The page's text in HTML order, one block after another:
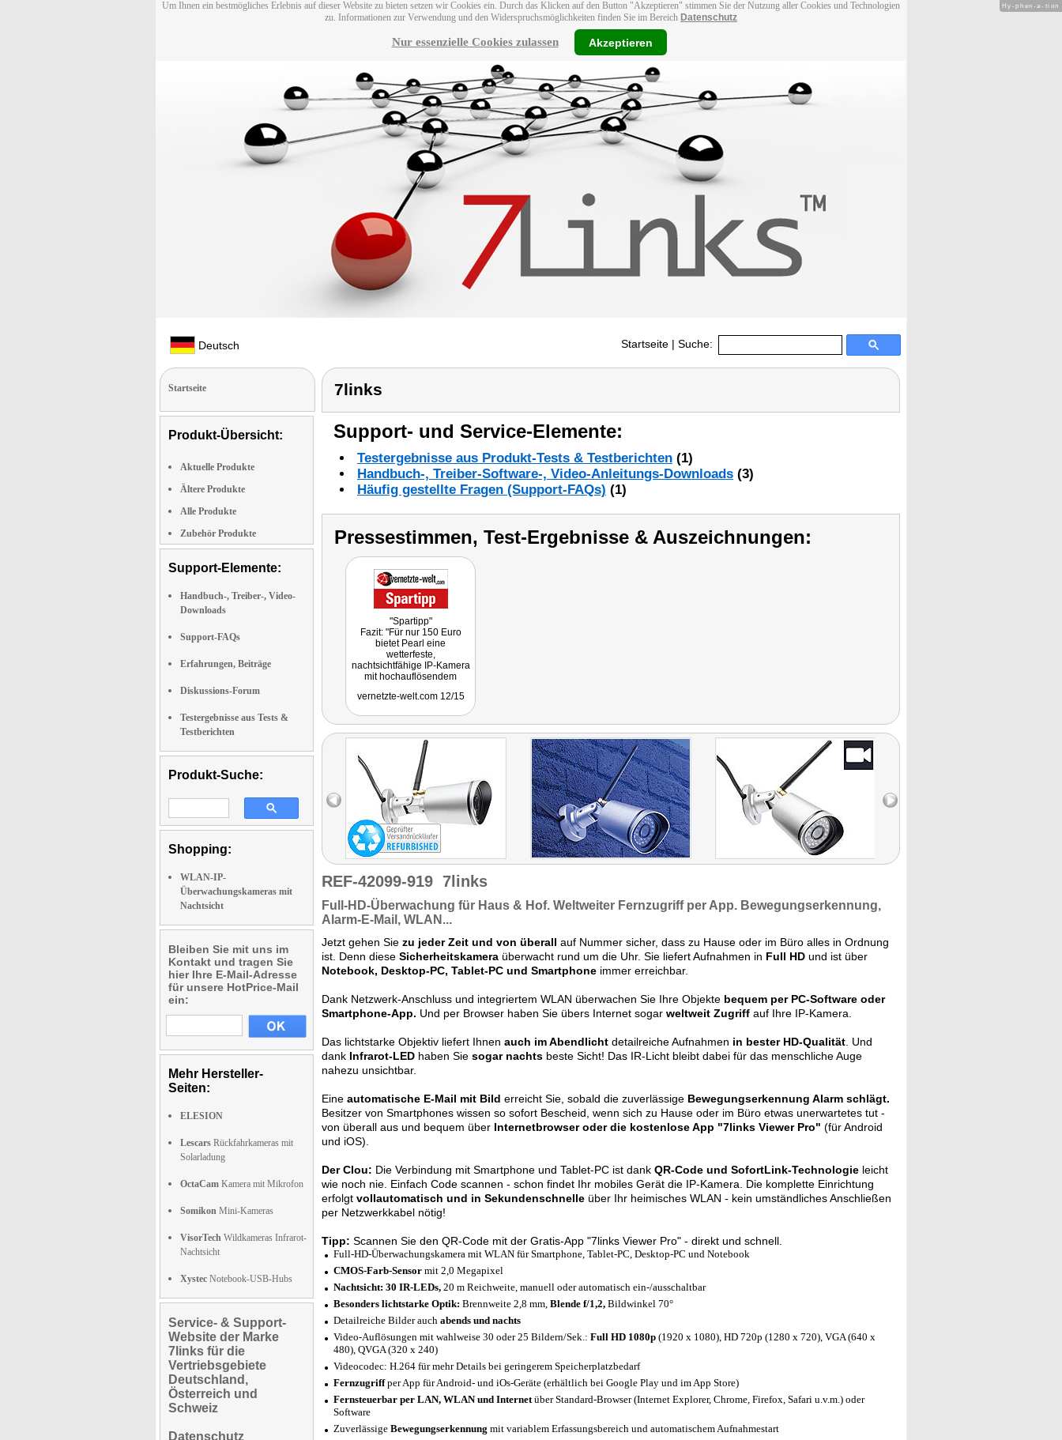
Um Ihnen ein bestmögliches Erlebnis auf dieser Website zu bieten setzen wir Cookies ein. Durch das Klicken auf den Button "Akzeptieren" stimmen Sie der Nutzung aller Cookies und Technologien
zu. Informationen zur Verwendung und den Widerspruchsmöglichkeiten finden Sie im Bereich Datenschutz
Nur essenzielle Cookies zulassen Akzeptieren
Deutsch Startseite | Suche:
Startseite
Produkt-Übersicht:
Aktuelle Produkte
Ältere Produkte
Alle Produkte
Zubehör Produkte
Support-Elemente:
Handbuch-, Treiber-, Video-
Downloads
Support-FAQs
Erfahrungen, Beiträge
Diskussions-Forum
Testergebnisse aus Tests &
Testberichten
Produkt-Suche:
Shopping:
WLAN-IP-
Überwachungskameras mit
Nachtsicht
Bleiben Sie mit uns im
Kontakt und tragen Sie
hier Ihre E-Mail-Adresse
für unsere HotPrice-Mail
ein:
Mehr Hersteller-
Seiten:
ELESION
Lescars Rückfahrkameras mit
Solarladung
OctaCam Kamera mit Mikrofon
Somikon Mini-Kameras
VisorTech Wildkameras Infrarot-
Nachtsicht
Xystec Notebook-USB-Hubs
Service- & Support-
Website der Marke
7links für die
Vertriebsgebiete
Deutschland,
Österreich und
Schweiz
Datenschutz
7links
Support- und Service-Elemente:
Testergebnisse aus Produkt-Tests & Testberichten (1)
Handbuch-, Treiber-Software-, Video-Anleitungs-Downloads (3)
Häufig gestellte Fragen (Support-FAQs) (1)
Pressestimmen, Test-Ergebnisse & Auszeichnungen:
"Spartipp"
Fazit: "Für nur 150 Euro
bietet Pearl eine
wetterfeste,
nachtsichtfähige IP-Kamera
mit hochauflösendem
guter WLAN-Konnektivität.
ins Heimnetz einbinden."
vernetzte-welt.com 12/15
REF-42099-919 7links
Full-HD-Überwachung für Haus & Hof. Weltweiter Fernzugriffper App. Bewegungserkennung,
Alarm-E-Mail, WLAN...
Jetzt gehen Sie zu jeder Zeit und von überall auf Nummer sicher, dass zu Hause oder im Büro alles in Ordnung
ist. Denn diese Sicherheitskamera überwacht rund um die Uhr. Sie liefert Aufnahmen in Full HD und ist über
Notebook, Desktop-PC, Tablet-PC und Smartphone immer erreichbar.
Dank Netzwerk-Anschluss und integriertem WLAN überwachen Sie Ihre Objekte bequem per PC-Software oder
Smartphone-App. Und per Browser haben Sie übers Internet sogar weltweit Zugriff auf Ihre IP-Kamera.
Das lichtstarke Objektiv liefert Ihnen auch im Abendlicht detailreiche Aufnahmen in bester HD-Qualität . Und
dank Infrarot-LED haben Sie sogar nachts beste Sicht! Das IR-Licht bleibt dabei für das menschliche Auge
nahezu unsichtbar.
Eine automatische E-Mail mit Bild erreicht Sie, sobald die zuverlässige Bewegungserkennung Alarm schlägt.
Besitzer von Smartphones wissen so sofort Bescheid, wenn sich zu Hause oder im Büro etwas unerwartetes tut -
von überall aus und bequem über Internetbrowser oder die kostenlose App "7links Viewer Pro" (für Android
und iOS).
Der Clou: Die Verbindung mit Smartphone und Tablet-PC ist dank QR-Code und SofortLink-Technologie leicht
wie noch nie. Einfach Code scannen - schon findet Ihr mobiles Gerät die IP-Kamera. Die komplette Einrichtung
erfolgt vollautomatisch und in Sekundenschnelle über Ihr heimisches WLAN - kein umständliches Anschließen
per Netzwerkkabel nötig!
Tipp: Scannen Sie den QR-Code mit der Gratis-App "7links Viewer Pro" - direkt und schnell.
Full-HD-Überwachungskamera mit WLAN für Smartphone, Tablet-PC, Desktop-PC und Notebook
CMOS-Farb-Sensor mit 2,0 Megapixel
Nachtsicht: 30 IR-LEDs, 20 m Reichweite, manuell oder automatisch ein-/ausschaltbar
Besonders lichtstarke Optik: Brennweite 2,8 mm, Blende f/1,2, Bildwinkel 70°
Detailreiche Bilder auch abends und nachts
Video-Auflösungen mit wahlweise 30 oder 25 Bildern/Sek.: Full HD 1080p (1920 x 1080), HD 720p (1280 x 720), VGA (640 x
480), QVGA (320 x 240)
Videocodec: H.264 für mehr Details bei geringerem Speicherplatzbedarf
Fernzugriffper App für Android- und iOs-Geräte (erhältlich bei Google Play und im App Store)
Fernsteuerbar per LAN, WLAN und Internetüber Standard-Browser (Internet Explorer, Chrome, Firefox, Safari u.v.m.) oder
Software
Zuverlässige Bewegungserkennung mit variablem Erfassungsbereich und automatischem Aufnahmestart
Hy-phen-a-tion